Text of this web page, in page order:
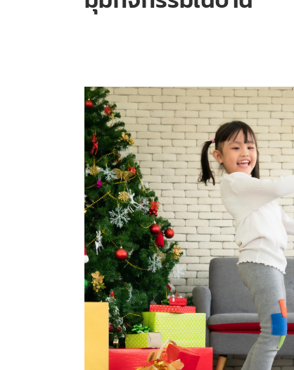
Family
Christmas
Corner
ไอ
เดีย
กิจกรรม
คริสต์มาส
สร้าง
บรรยากาศ
อบอุ่น
ใน
บ้าน